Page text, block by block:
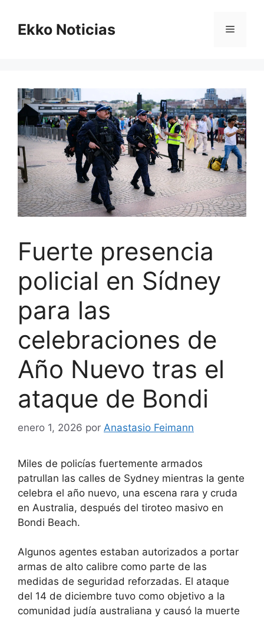
contenido
Ekko Noticias Menú
Fuerte presencia
policial en Sídney
para las
celebraciones de
Año Nuevo tras el
ataque de Bondi
enero 1, 2026 por Anastasio Feimann
Miles de policías fuertemente armados
patrullan las calles de Sydney mientras la gente
celebra el año nuevo, una escena rara y cruda
en Australia, después del tiroteo masivo en
Bondi Beach.
Algunos agentes estaban autorizados a portar
armas de alto calibre como parte de las
medidas de seguridad reforzadas. El ataque
del 14 de diciembre tuvo como objetivo a la
comunidad judía australiana y causó la muerte